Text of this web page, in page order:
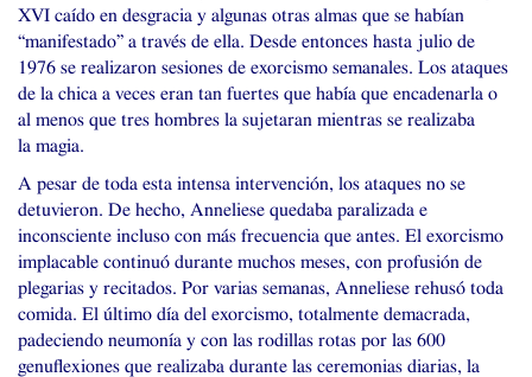
XVI caído en desgracia y algunas otras almas que se habían
“manifestado” a través de ella. Desde entonces hasta julio de
1976 se realizaron sesiones de exorcismo semanales. Los ataques
de la chica a veces eran tan fuertes que había que encadenarla o
al menos que tres hombres la sujetaran mientras se realizaba
la magia.
A pesar de toda esta intensa intervención, los ataques no se
detuvieron. De hecho, Anneliese quedaba paralizada e
inconsciente incluso con más frecuencia que antes. El exorcismo
implacable continuó durante muchos meses, con profusión de
plegarias y recitados. Por varias semanas, Anneliese rehusó toda
comida. El último día del exorcismo, totalmente demacrada,
padeciendo neumonía y con las rodillas rotas por las 600
genuflexiones que realizaba durante las ceremonias diarias, la